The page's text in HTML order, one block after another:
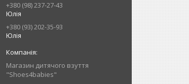
+380 (98) 237-27-43
Юлія
+380 (93) 202-35-93
Юлія
Магазин дитячого взуття
"Shoes4babies"